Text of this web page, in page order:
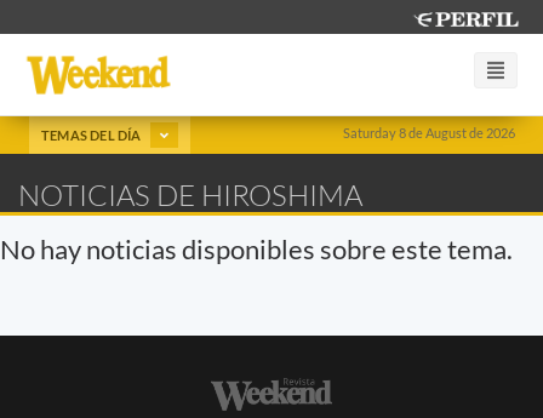
Saturday 8 de August de 2026
TEMAS DEL DÍA
NOTICIAS DE HIROSHIMA
No hay noticias disponibles sobre este tema.